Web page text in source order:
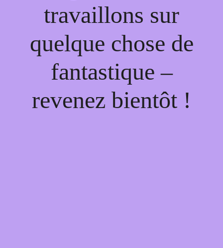
travaillons sur
quelque chose de
fantastique –
revenez bientôt !